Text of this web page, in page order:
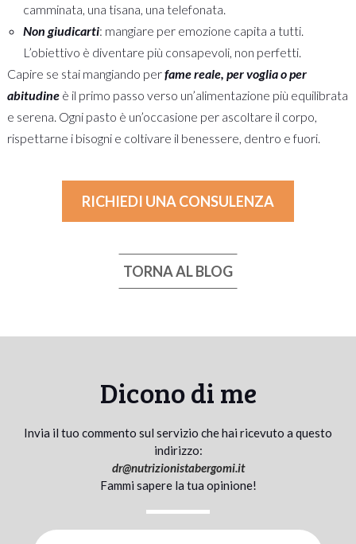
camminata, una tisana, una telefonata.
Non giudicarti: mangiare per emozione capita a tutti.
L’obiettivo è diventare più consapevoli, non perfetti.
Capire se stai mangiando perfame reale, per voglia o per
abitudineè il primo passo verso un’alimentazione più equilibrata
e serena. Ogni pasto è un’occasione per ascoltare il corpo,
rispettarne i bisogni e coltivare il benessere, dentro e fuori.
RICHIEDI UNA CONSULENZA
TORNA AL BLOG
Dicono di me
Invia il tuo commento sul servizio che hai ricevuto a questo
indirizzo:
dr@nutrizionistabergomi.it
Fammi sapere la tua opinione!